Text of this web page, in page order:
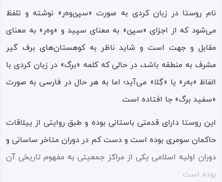
نام روستا در زبان کردی به صورت «سپئ‌وه‌ر» نوشته و تلفظ
می‌شود که از اجزای «سپئ» به معنای سپید و «وه‌ر» به معنای
مقابل و جهت است و شاید ناظر به کوهستان‌های برف‌ گیر
مشرف به منطقه باشد، در حالی که کلمه «برگ» در زبان کردی با
الفاظ «به‌ر» یا «گِلا» می‌آید؛ اما به هر حال در فارسی به صورت
«سفید برگ» جا افتاده است.
این روستا دارای قدمتی باستانی بوده و طبق روایتی از ییلاقات
حاکمان سومری بوده است و دست کم در دوران متاخر ساسانی و
دوران اولیه اسلامی یکی از مراکز جمعیتی به مفهوم تاریخی آن
بوده است.